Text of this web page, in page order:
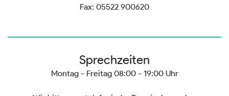
Fax: 05522 900620
Sprechzeiten
Montag - Freitag 08:00 - 19:00 Uhr